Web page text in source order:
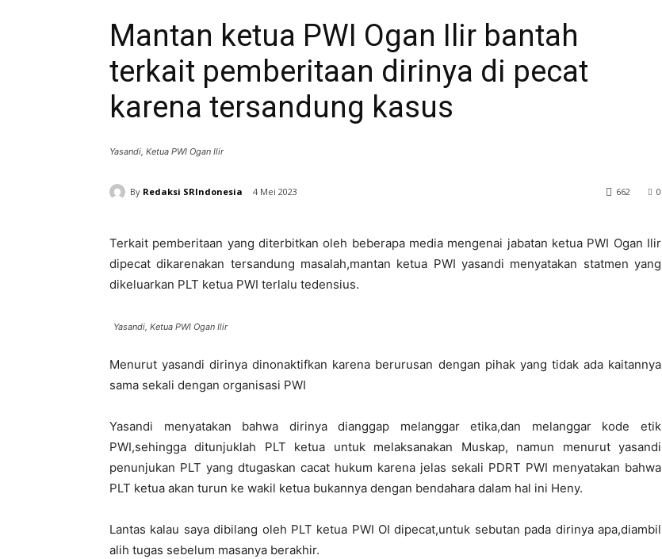
Mantan ketua PWI Ogan Ilir bantah
terkait pemberitaan dirinya di pecat
karena tersandung kasus
Yasandi, Ketua PWI Ogan Ilir
By Redaksi SRIndonesia 4 Mei 2023 0
662
Terkait pemberitaan yang diterbitkan oleh beberapa media mengenai jabatan ketua PWI Ogan Ilir
dipecat dikarenakan tersandung masalah,mantan ketua PWI yasandi menyatakan statmen yang
dikeluarkan PLT ketua PWI terlalu tedensius.
Yasandi, Ketua PWI Ogan Ilir
Menurut yasandi dirinya dinonaktifkan karena berurusan dengan pihak yang tidak ada kaitannya
sama sekali dengan organisasi PWI
Yasandi menyatakan bahwa dirinya dianggap melanggar etika,dan melanggar kode etik
PWI,sehingga ditunjuklah PLT ketua untuk melaksanakan Muskap, namun menurut yasandi
penunjukan PLT yang dtugaskan cacat hukum karena jelas sekali PDRT PWI menyatakan bahwa
PLT ketua akan turun ke wakil ketua bukannya dengan bendahara dalam hal ini Heny.
Lantas kalau saya dibilang oleh PLT ketua PWI OI dipecat,untuk sebutan pada dirinya apa,diambil
alih tugas sebelum masanya berakhir.